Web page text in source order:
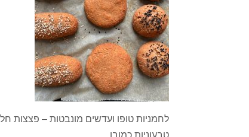
לחמניות טופו ועדשים מונבטות – פצצות
טבעוניות כמובן